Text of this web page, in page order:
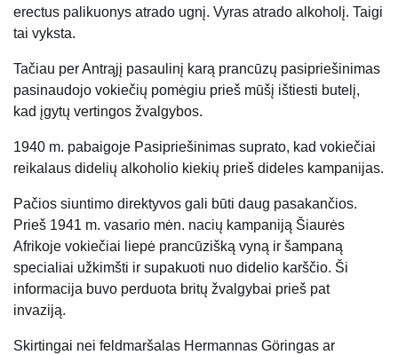
erectus palikuonys atrado ugnį. Vyras atrado alkoholį. Taigi
tai vyksta.
Tačiau per Antrąjį pasaulinį karą prancūzų pasipriešinimas
pasinaudojo vokiečių pomėgiu prieš mūšį ištiesti butelį,
kad įgytų vertingos žvalgybos.
1940 m. pabaigoje Pasipriešinimas suprato, kad vokiečiai
reikalaus didelių alkoholio kiekių prieš dideles kampanijas.
Pačios siuntimo direktyvos gali būti daug pasakančios.
Prieš 1941 m. vasario mėn. nacių kampaniją Šiaurės
Afrikoje vokiečiai liepė prancūzišką vyną ir šampaną
specialiai užkimšti ir supakuoti nuo didelio karščio. Ši
informacija buvo perduota britų žvalgybai prieš pat
invaziją.
Skirtingai nei feldmaršalas Hermannas Göringas ar